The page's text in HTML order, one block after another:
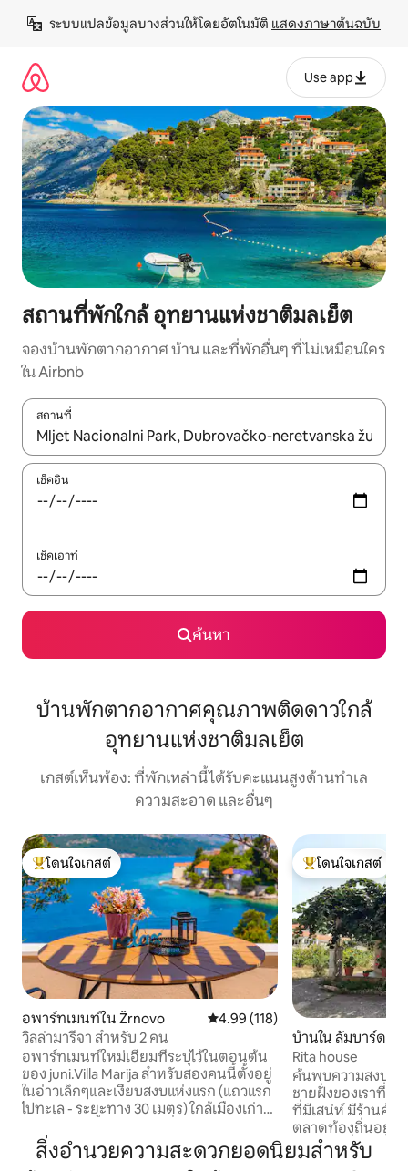
เนื้อหา
ระบบแปลข้อมูลบางส่วนให้โดยอัตโนมัติ แสดงภาษาต้นฉบับ
Use app
สถานที่พักใกล้ อุทยานแห่งชาติมลเย็ต
จองบ้านพักตากอากาศ บ้าน และที่พักอื่นๆ ที่ไม่เหมือนใคร
ใน Airbnb
สถานที่
ใช้ลูกศรขึ้นลง หรือใช้การสัมผัสหรือปัด เพื่อสำรวจผลการค้นหา
เช็คอิน
เช็คเอาท์
ค้นหา
บ้านพักตากอากาศคุณภาพติดดาวใกล้
อุทยานแห่งชาติมลเย็ต
เกสต์เห็นพ้อง: ที่พักเหล่านี้ได้รับคะแนนสูงด้านทำเล
ความสะอาด และอื่นๆ
โดนใจเกสต์ที่สุด
โดนใจเกสต์
อพาร์ทเมนท์ใน Žrnovo คะแนนเฉลี่ย 4.99 จาก 5, 118 รีวิว
4.99 (118)
วิลล่ามารีจา สำหรับ 2 คน
อพาร์ทเมนท์ใหม่เอี่ยมที่ระบุไว้ในตอนต้น
ของ juni.Villa Marija สำหรับสองคนนี้ตั้งอยู่
ในอ่าวเล็กๆและเงียบสงบแห่งแรก (แถวแรก
ไปทะเล - ระยะทาง 30 เมตร) ใกล้เมืองเก่า
เมืองเก่า Korcula ได้เพียง 10 -15 นาทีคุณไม่
ต้องใช้ยานพาหนะใดๆในขณะที่คุณเข้าพัก
โดนใจเกสต์ที่สุด
โดนใจเกสต์
บ้านใน ลัมบาร์ดา
Rita house
ค้นพบความสงบใ
ชายฝั่งของเราที่ตั้
ที่มีเสน่ห์ มีร้านค้า
ตลาดท้องถิ่นอยู่ห่า
ทุกอย่างที่คุณต้อง
ชายหาดที่อยู่ห่างอ
สิ่งอำนวยความสะดวกยอดนิยมสำหรับ